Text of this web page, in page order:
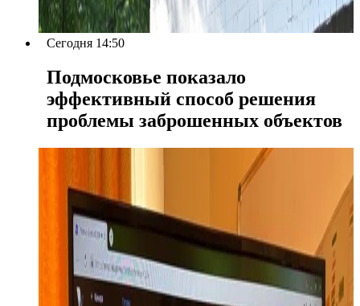
Сегодня 14:50
Подмосковье показало
эффективный способ решения
проблемы заброшенных объектов